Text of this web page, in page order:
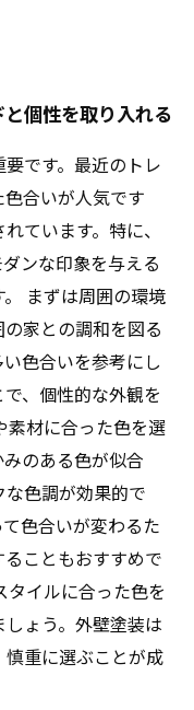
個性を取り入れる
です。最近のトレ
合いが人気です
ています。特に、
ンな印象を与える
まずは周囲の環境
家との調和を図る
色合いを参考にし
、個性的な外観を
素材に合った色を選
のある色が似合
色調が効果的で
色合いが変わるた
こともおすすめで
タイルに合った色を
ょう。外壁塗装は
重に選ぶことが成